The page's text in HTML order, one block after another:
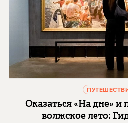
Оказаться «На дне» и
волжское лето: